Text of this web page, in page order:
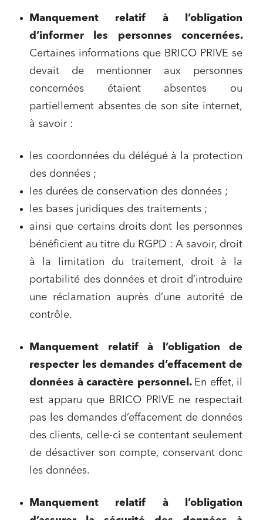
Manquement relatif à l’obligation
d’informer les personnes concernées.
Certaines informations que BRICO PRIVE se
devait de mentionner aux personnes
concernées étaient absentes ou
partiellement absentes de son site internet,
à savoir :
les coordonnées du délégué à la protection
des données ;
les durées de conservation des données ;
les bases juridiques des traitements ;
ainsi que certains droits dont les personnes
bénéficient au titre du RGPD : A savoir, droit
à la limitation du traitement, droit à la
portabilité des données et droit d’introduire
une réclamation auprès d’une autorité de
contrôle.
Manquement relatif à l’obligation de
respecter les demandes d’effacement de
données à caractère personnel. En effet, il
est apparu que BRICO PRIVE ne respectait
pas les demandes d’effacement de données
des clients, celle-ci se contentant seulement
de désactiver son compte, conservant donc
les données.
M anquement relatif à l’obligation